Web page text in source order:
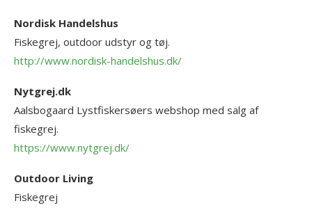
Nordisk Handelshus
Fiskegrej, outdoor udstyr og tøj.
http://www.nordisk-handelshus.dk/
Nytgrej.dk
Aalsbogaard Lystfiskersøers webshop med salg af
fiskegrej.
https://www.nytgrej.dk/
Outdoor Living
Fiskegrej